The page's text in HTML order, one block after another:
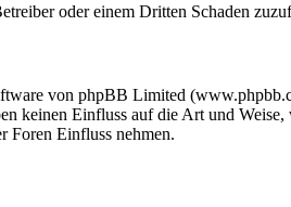
oder einem Dritten Schaden
von phpBB Limited
keinen Einfluss auf die Art und
Foren Einfluss nehmen.